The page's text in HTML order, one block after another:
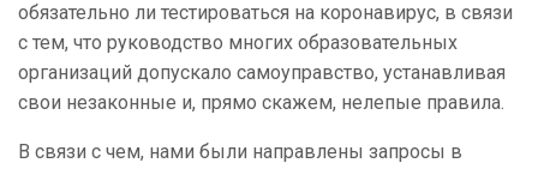
обязательно ли тестироваться на коронавирус, в связи
с тем, что руководство многих образовательных
организаций допускало самоуправство, устанавливая
свои незаконные и, прямо скажем, нелепые правила.
В связи с чем, нами были направлены запросы в